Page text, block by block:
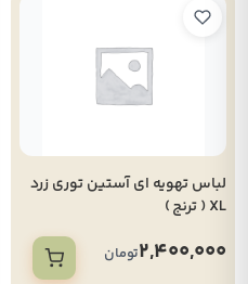
لباس تهویه ای آستین توری زرد
XL ( ترنج )
2,400,000تومان